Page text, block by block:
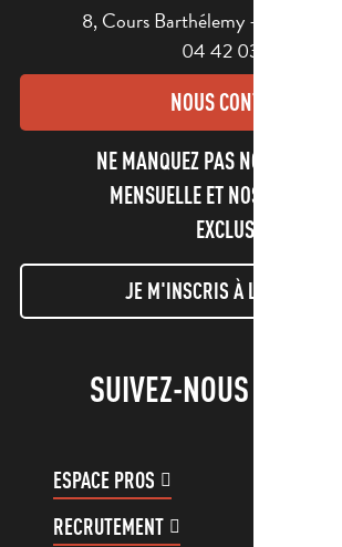
8, Cours Barthélemy - 13400
04 42 03 49 98
NOUS CONTACTER
NE MANQUEZ PAS NOTRE
MENSUELLE ET NOS
EXCLUSIVES !
JE M'INSCRIS À LA
SUIVEZ-NOUS !
ESPACE PROS
RECRUTEMENT